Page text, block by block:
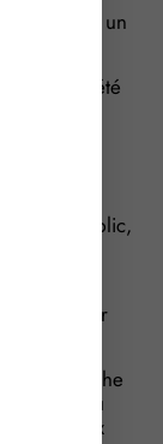
situé sur un
et la société
et
:
pas
au public,
t-elle,
rendre sur
de recherche
chargés du
les lieux